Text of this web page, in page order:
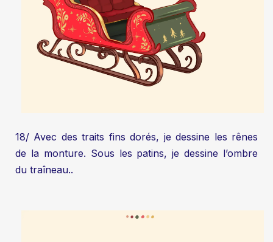
18/ Avec des traits fins dorés, je dessine les rênes
de la monture. Sous les patins, je dessine l’ombre
du traîneau..